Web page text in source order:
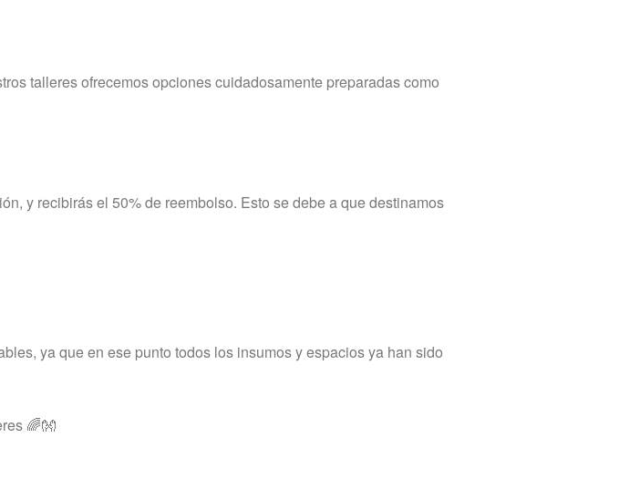
talleres ofrecemos opciones cuidadosamente preparadas como
y recibirás el 50% de reembolso. Esto se debe a que destinamos
ya que en ese punto todos los insumos y espacios ya han sido
🌈👐